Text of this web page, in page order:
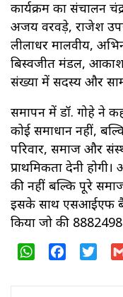
कार्यक्रम का संचालन
अजय वरवड़े, राजेश
लीलाधर मालवीय,
बिस्वजीत मंडल,
संख्या में सदस्य और
समापन में डॉ. गोहे ने
कोई समाधान नहीं,
परिवार, समाज और
प्राथमिकता देनी
की नहीं बल्कि पूरे
इसके साथ एसआईएफ
किया जो की
WhatsAppFacebook